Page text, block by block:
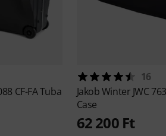
CF-FA Tuba
16
Jakob Winter JWC
Case
62 200 Ft